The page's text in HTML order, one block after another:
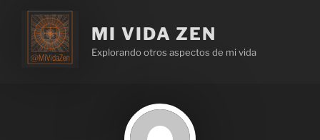
MI VIDA ZEN
Explorando otros aspectos de mi vida